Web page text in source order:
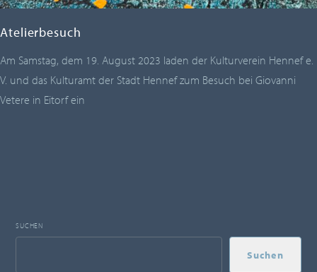
Atelierbesuch
Am Samstag, dem 19. August 2023 laden der Kulturverein Hennef e.
V. und das Kulturamt der Stadt Hennef zum Besuch bei Giovanni
Vetere in Eitorf ein
SUCHEN
Suchen